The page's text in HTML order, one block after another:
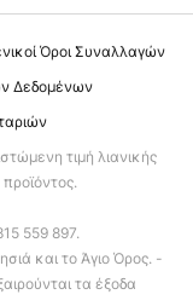
Όροι Συναλλαγών
Δεδομένων
τιμή λιανικής
559 897.
και το Άγιο Όρος. -
τα έξοδα